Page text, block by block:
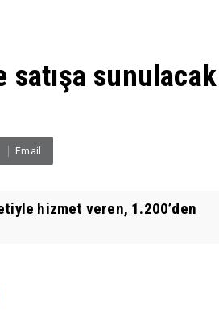
satışa sunulacak
Email
hizmet veren, 1.200’den